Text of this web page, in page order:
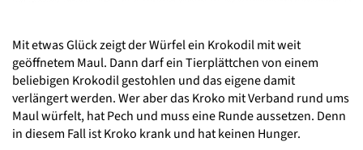
Mit etwas Glück zeigt der Würfel ein Krokodil mit weit
geöffnetem Maul. Dann darf ein Tierplättchen von einem
beliebigen Krokodil gestohlen und das eigene damit
verlängert werden. Wer aber das Kroko mit Verband rund ums
Maul würfelt, hat Pech und muss eine Runde aussetzen. Denn
in diesem Fall ist Kroko krank und hat keinen Hunger.